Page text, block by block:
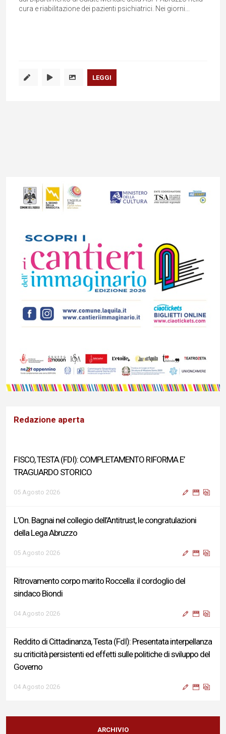
cura e riabilitazione dei pazienti psichiatrici. Nei giorni...
LEGGI
Redazione aperta
FISCO, TESTA (FDI): COMPLETAMENTO RIFORMA E’
TRAGUARDO STORICO
05 Agosto 2026
L’On. Bagnai nel collegio dell’Antitrust, le congratulazioni
della Lega Abruzzo
05 Agosto 2026
Ritrovamento corpo marito Roccella: il cordoglio del
sindaco Biondi
04 Agosto 2026
Reddito di Cittadinanza, Testa (FdI): Presentata interpellanza
su criticità persistenti ed effetti sulle politiche di sviluppo del
Governo
04 Agosto 2026
Sigismondi, Liris e Testa: “Profondo cordoglio e vicinanza al
Ministro Roccella e alla sua famiglia”
ARCHIVIO